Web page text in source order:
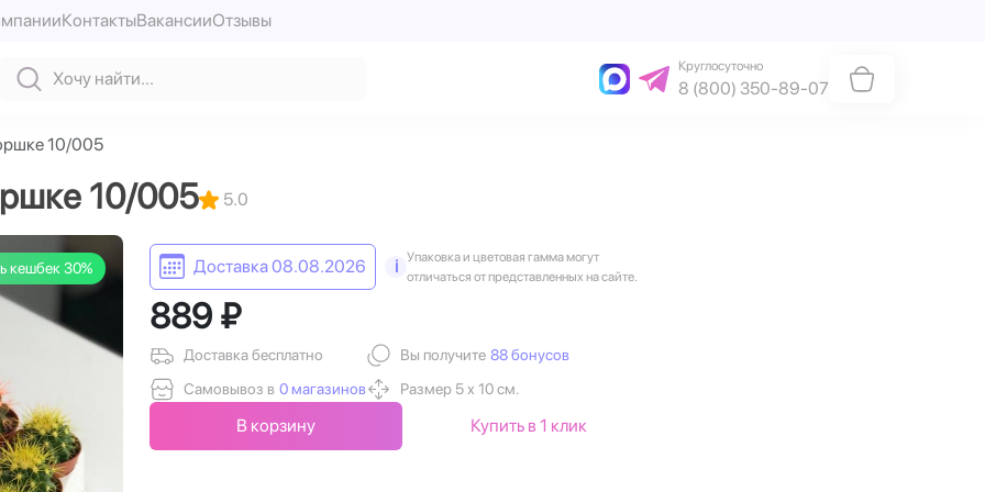
КонтактыВакансииОтзывы
Круглосуточно
8 (800) 350-89-07
10/005
10/005 5.0
кешбек 30% Доставка 08.08.2026 i
Упаковка и цветовая гамма могут
отличаться от представленных на сайте.
889 ₽
Доставка бесплатно
Самовывоз в 0 магазинов
Вы получите 88 бонусов
Размер 5 х 10 см.
В корзину Купить в 1 клик